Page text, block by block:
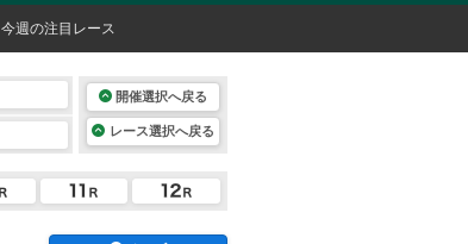
今週の注目レース
開催選択へ戻る
レース選択へ戻る